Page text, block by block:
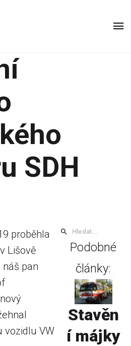
SDH
proběhla
Lišově
pan
vozidlu VW
Podobné
články:
Stavěn
í májky